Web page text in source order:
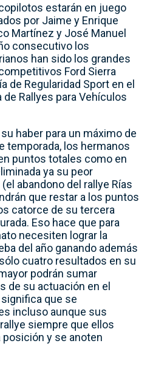
estarán en juego
por Jaime y Enrique
Martínez y José Manuel
consecutivo los
han sido los grandes
Ford Sierra
de Regularidad Sport en el
Rallyes para Vehículos
haber para un máximo de
temporada, los hermanos
puntos totales como en
ya su peor
abandono del rallye Rías
que restar a los puntos
catorce de su tercera
Eso hace que para
necesiten lograr la
del año ganando además
cuatro resultados en su
podrán sumar
de su actuación en el
que se
incluso aunque sus
siempre que ellos
y se anoten